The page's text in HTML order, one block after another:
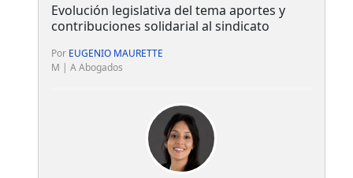
Evolución legislativa del tema aportes y
contribuciones solidarial al sindicato
Por EUGENIO MAURETTE
M | A Abogados